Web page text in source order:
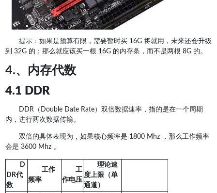
提示：如果是预算有限，需要暂时买 16G 将就用，未来还会升级
到 32G 的；那么就应该买一根 16G 的内存条，而不是两根 8G 的。
4.、内存代数
4.1 DDR
DDR（Double Date Rate）双倍数据速率，指的是在一个周期
内，进行两次数据传输。
双倍的具体表现为，如果核心频率是 1800 Mhz ，那么工作频率
会是 3600 Mhz 。
D
DR代
数
工作
频率
工
作电压
理论速
度上限（单
通道）